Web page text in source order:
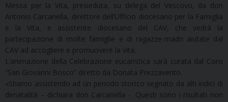
Messa per la Vita, presieduta, su delega del Vescovo, da don
Antonio Carcanella, direttore dell’Ufficio diocesano per la Famiglia
e la Vita, e assistente diocesano del CAV, che vedrà la
partecipazione di molte famiglie e di ragazze-madri aiutate dal
CAV ad accogliere e promuovere la vita.
L’animazione della Celebrazione eucaristica sarà curata dal Coro
“San Giovanni Bosco” diretto da Donata Prezzavento.
«Stiamo assistendo ad un periodo storico segnato da alti indici di
denatalità – dichiara don Carcanella -. Questi sono i risultati non